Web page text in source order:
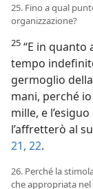
25. Fino a qual
organizzazione?
25 “E in
tempo
germoglio
mani, perché
mille, e
l’affretterò al
21, 22.
26. Perché la
che appropriata nel